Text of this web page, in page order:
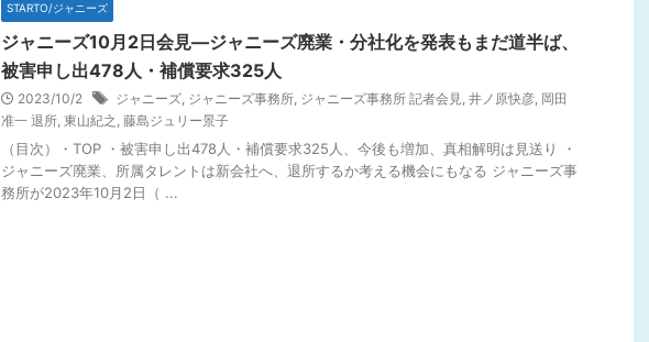
STARTO/ジャニーズ
ジャニーズ10月2日会見―ジャニーズ廃業・分社化を発表もまだ道半ば、
被害申し出478人・補償要求325人
2023/10/2 ジャニーズ, ジャニーズ事務所, ジャニーズ事務所 記者会見, 井ノ原快彦, 岡田
准一 退所, 東山紀之 , 藤島ジュリー景子
（目次）・TOP ・被害申し出478人・補償要求325人、今後も増加、真相解明は見送り ・
ジャニーズ廃業、所属タレントは新会社へ、退所するか考える機会にもなる ジャニーズ事
務所が2023年10月2日（ ...